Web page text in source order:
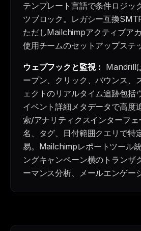
テンプレート言語で条件ロジッ
ツブロック。レガシー互換
ただしMailchimpアクティブア
使用チームのセットアップステ
ウェブフックと監視： Mandrill
ープン、クリック、バウンス、
ェクトのリアルタイム追跡包括
イベント詳細メタデータで高度
索/アナリティクスインターフ
名、タグ、日付範囲クエリで特
易。Mailchimpレポートツール
ングキャンペーン横のトランザ
ーマンス分析、メールエンゲー